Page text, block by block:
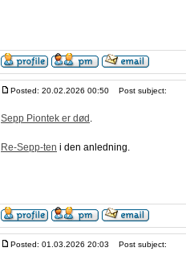
Posted: 20.02.2026 00:50 Post subject:
Sepp Piontek er død .
Re-Sepp-ten i den anledning.
Posted: 01.03.2026 20:03 Post subject: